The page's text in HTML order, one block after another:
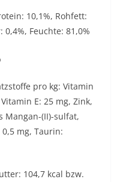
10,1%, Rohfett:
0,4%, Feuchte: 81,0%
pro kg: Vitamin
E: 25 mg, Zink,
Mangan-(II)-sulfat,
mg, Taurin:
104,7 kcal bzw.